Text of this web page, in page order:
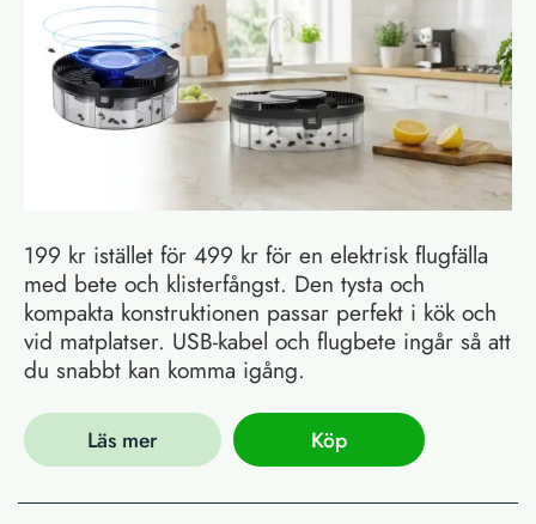
199 kr istället för 499 kr för en elektrisk flugfälla
med bete och klisterfångst. Den tysta och
kompakta konstruktionen passar perfekt i kök och
vid matplatser. USB-kabel och flugbete ingår så att
du snabbt kan komma igång.
Läs mer Köp